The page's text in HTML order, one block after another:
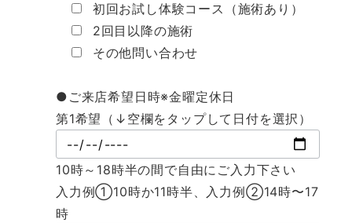
初回お試し体験コース（施術あり）
2回目以降の施術
その他問い合わせ
●ご来店希望日時※金曜定休日
第1希望（↓空欄をタップして日付を選択）
10時～18時半の間で自由にご入力下さい
入力例①10時か11時半、入力例②14時〜17
時